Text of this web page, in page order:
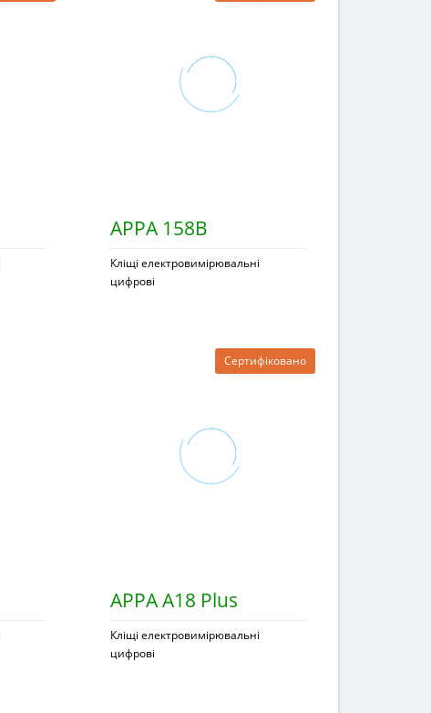
APPA 158B
Кліщі електровимірювальні
цифрові
Сертифіковано
APPA A18 Plus
Кліщі електровимірювальні
цифрові